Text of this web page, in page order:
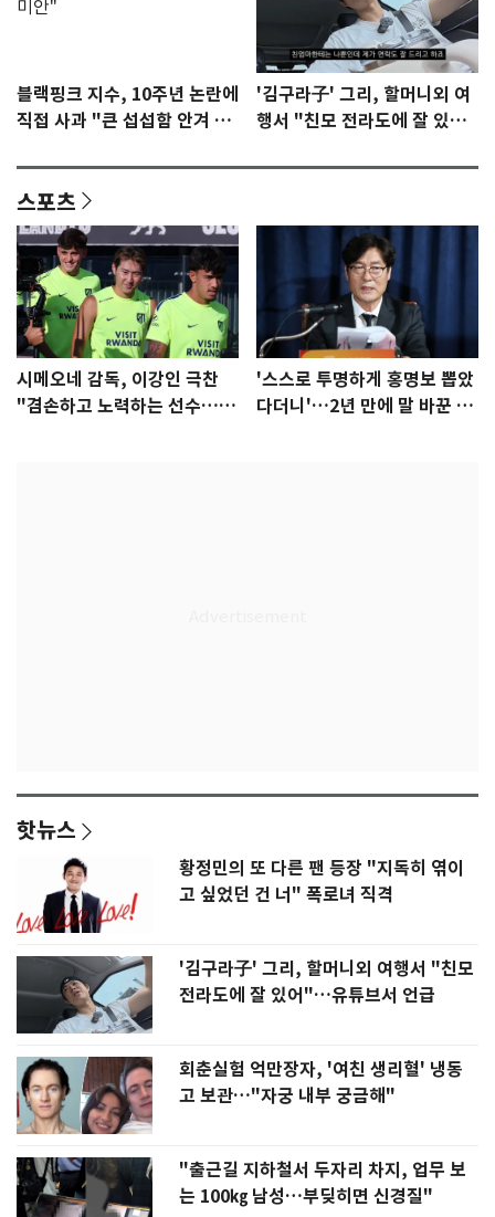
블랙핑크 지수, 10주년 논란에
직접 사과 "큰 섭섭함 안겨 미
'김구라子' 그리, 할머니외 여
행서 "친모 전라도에 잘 있
스포츠
시메오네 감독, 이강인 극찬
"겸손하고 노력하는 선수…좋
'스스로 투명하게 홍명보 뽑았
다더니'…2년 만에 말 바꾼 이
핫뉴스
황정민의 또 다른 팬 등장 "지독히 엮이
고 싶었던 건 너" 폭로녀 직격
'김구라子' 그리, 할머니외 여행서 "친모
전라도에 잘 있어"…유튜브서 언급
회춘실험 억만장자, '여친 생리혈' 냉동
고 보관…"자궁 내부 궁금해"
"출근길 지하철서 두자리 차지, 업무 보
는 100㎏ 남성…부딪히면 신경질"